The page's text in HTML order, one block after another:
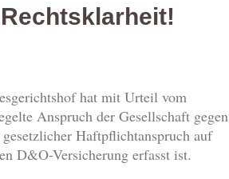
hat mit Urteil vom
Anspruch der Gesellschaft gegen
Haftpflichtanspruch auf
D&O-Versicherung erfasst ist.